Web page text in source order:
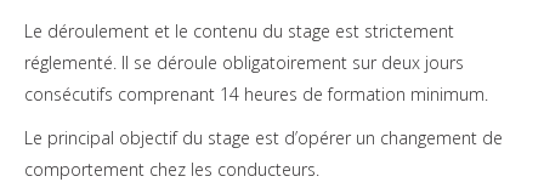
Le déroulement et le contenu du stage est strictement
réglementé. Il se déroule obligatoirement sur deux jours
consécutifs comprenant 14 heures de formation minimum.
Le principal objectif du stage est d’opérer un changement de
comportement chez les conducteurs.